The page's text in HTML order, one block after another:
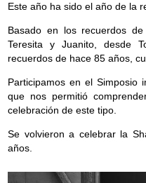
a
v
i
a
t
o
Este año ha sido el año de la
Basado en los recuerdos
Teresita y Juanito, desde
recuerdos de hace 85 años,
Participamos en el Simposio
que nos permitió
celebración de este tipo.
Se volvieron a celebrar la
años.